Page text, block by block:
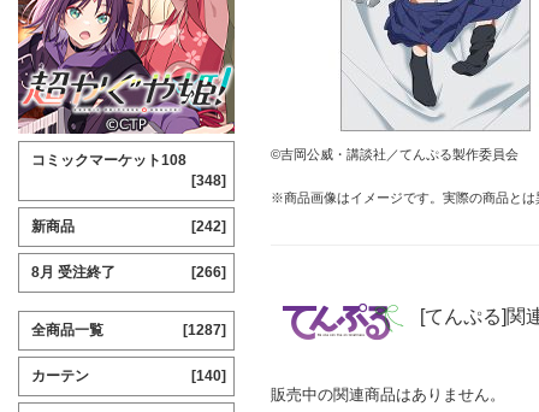
©吉岡公威・講談社／てんぷる製作委員会
※商品画像はイメージです。実際の商品と
[てんぷる]関
販売中の関連商品はありません。
コミックマーケット108
[348]
新商品 [242]
8月 受注終了 [266]
全商品一覧 [1287]
カーテン [140]